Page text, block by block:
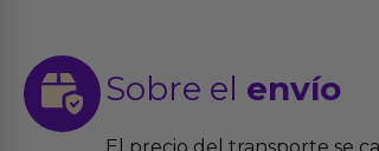
Sobre el envío